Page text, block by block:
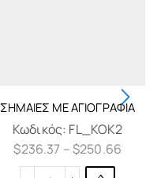
ΣΗΜΑΊΕΣ ΜΕ ΑΓΙΟΓΡΑΦΊΑ
Κωδικός: FL_KOK2
$236.37 –$250.66